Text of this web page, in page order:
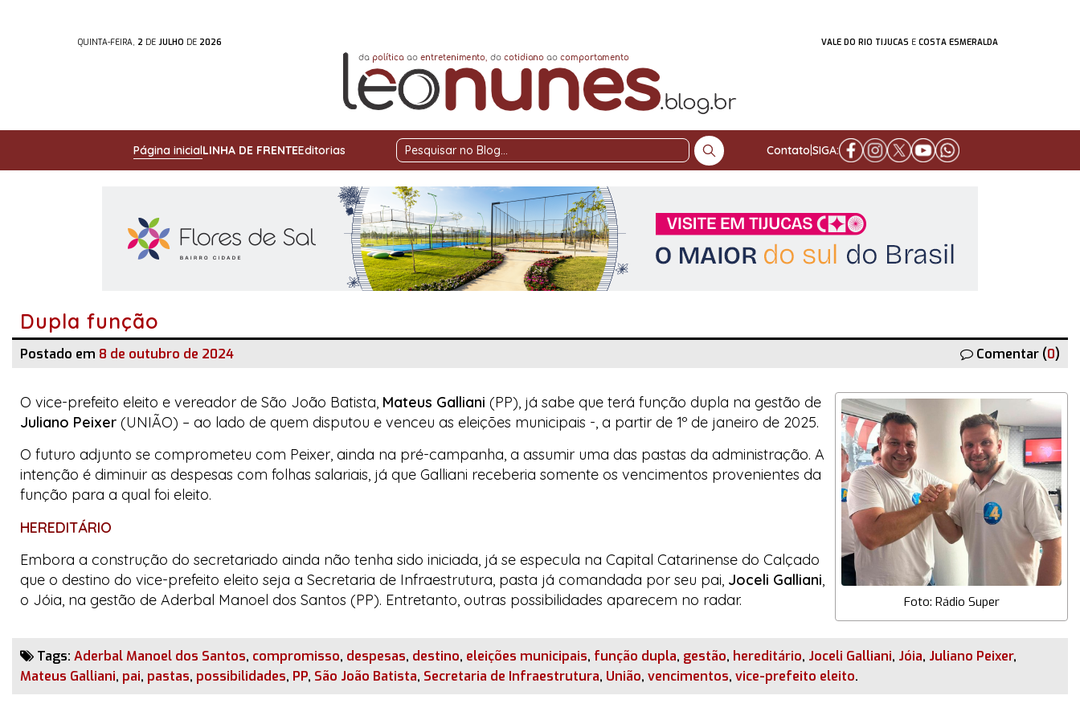
QUINTA-FEIRA, 2 DE JULHO DE 2026 VALE DO RIO TIJUCAS E COSTA ESMERALDA
Página inicialLINHA DE FRENTEEditorias
Pesquisar
Blog
Contato SIGA:
Dupla função
Postado em 8 de outubro de 2024 Comentar (0)
Foto: Rádio Super
O vice-prefeito eleito e vereador de São João Batista, Mateus Galliani (PP), já sabe que terá função dupla na gestão de
Juliano Peixer (UNIÃO) – ao lado de quem disputou e venceu as eleições municipais -, a partir de 1º de janeiro de 2025.
O futuro adjunto se comprometeu com Peixer, ainda na pré-campanha, a assumir uma das pastas da administração. A
intenção é diminuir as despesas com folhas salariais, já que Galliani receberia somente os vencimentos provenientes da
função para a qual foi eleito.
HEREDITÁRIO
Embora a construção do secretariado ainda não tenha sido iniciada, já se especula na Capital Catarinense do Calçado
que o destino do vice-prefeito eleito seja a Secretaria de Infraestrutura, pasta já comandada por seu pai, Joceli Galliani,
o Jóia, na gestão de Aderbal Manoel dos Santos (PP). Entretanto, outras possibilidades aparecem no radar.
Tags: Aderbal Manoel dos Santos, compromisso, despesas, destino, eleições municipais, função dupla, gestão, hereditário, Joceli Galliani, Jóia, Juliano Peixer,
Mateus Galliani, pai, pastas, possibilidades, PP, São João Batista, Secretaria de Infraestrutura, União, vencimentos, vice-prefeito eleito.